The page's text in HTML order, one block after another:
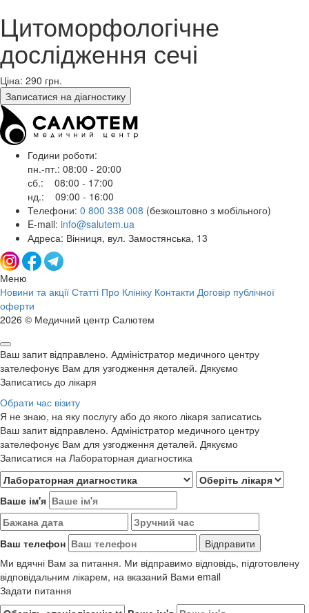
Цитоморфологічне
дослідження сечі
Ціна: 290 грн.
Записатися на діагностику
Години роботи:
пн.-пт.: 08:00 - 20:00
сб.: 08:00 - 17:00
нд.: 09:00 - 16:00
Телефони: 0 800 338 008 (безкоштовно з мобільного)
E-mail: info@salutem.ua
Адреса: Вінниця, вул. Замостянська, 13
Меню
Новини та акції Статті Про Клініку Контакти Договір публічної
оферти
2026 © Медичний центр Салютем
Ваш запит відправлено. Адміністратор медичного центру
зателефонує Вам для узгодження деталей. Дякуємо
Записатись до лікаря
Обрати час візиту
Я не знаю, на яку послугу або до якого лікаря записатись
Ваш запит відправлено. Адміністратор медичного центру
зателефонує Вам для узгодження деталей. Дякуємо
Записатися на Лабораторная диагностика
Ваше ім'я
Ваш телефон
Ми вдячні Вам за питання. Ми відправимо відповідь, підготовлену
відповідальним лікарем, на вказаний Вами email
Задати питання